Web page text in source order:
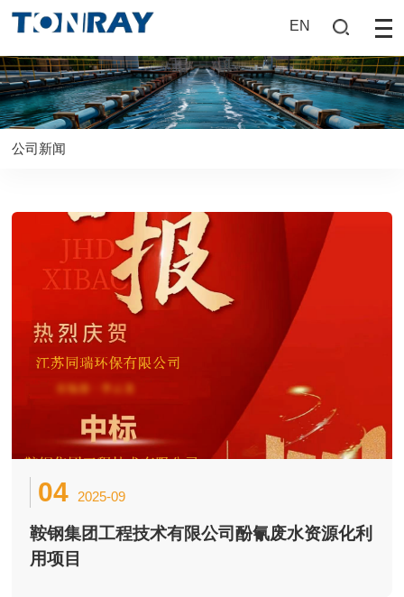
EN
公司新闻
04 2025-09
鞍钢集团工程技术有限公司酚氰废水资源化利
用项目
03 2025-09
铭记历史，砥砺奋进——观看9·3阅兵仪式
26 2025-02
天津荣程联合钢铁集团EPC总承包项目
26 2025-01
2025年江苏同瑞环保有限公司年会盛典
【以光为引，共启华章】辞旧迎新时，星光汇聚成河，诚